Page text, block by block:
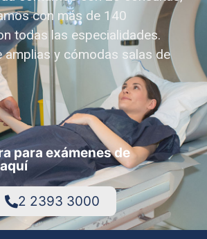
con más de 140
todas las especialidades.
amplias y cómodas salas de
para exámenes de
2 2393 3000